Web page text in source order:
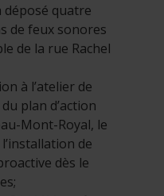
déposé quatre
de feux sonores
de la rue Rachel
à l’atelier de
plan d’action
Mont-Royal, le
de
dès le